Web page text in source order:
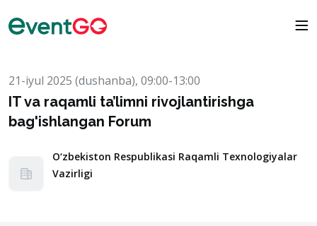
21-iyul 2025 (dushanba), 09:00-13:00
IT va raqamli ta’limni rivojlantirishga
bag'ishlangan Forum
O‘zbekiston Respublikasi Raqamli Texnologiyalar
Vazirligi